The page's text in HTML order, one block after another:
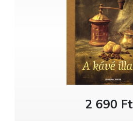
2 690 Ft